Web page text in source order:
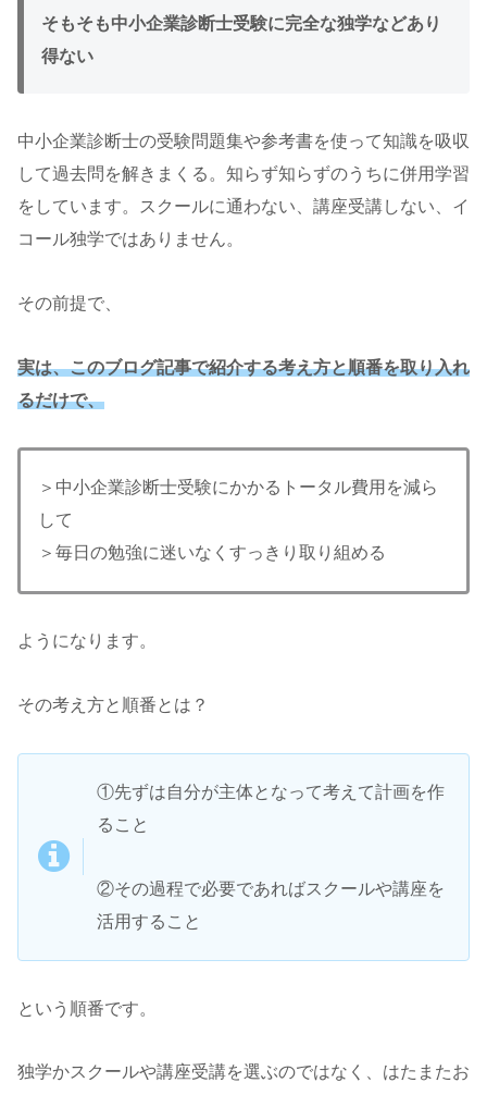
そもそも中小企業診断士受験に完全な独学などあり
得ない
中小企業診断士の受験問題集や参考書を使って知識を吸収
して過去問を解きまくる。知らず知らずのうちに併用学習
をしています。スクールに通わない、講座受講しない、イ
コール独学ではありません。
その前提で、
実は、このブログ記事で紹介する考え方と順番を取り入れ
るだけで、
＞中小企業診断士受験にかかるトータル費用を減ら
して
＞毎日の勉強に迷いなくすっきり取り組める
ようになります。
その考え方と順番とは？
①先ずは自分が主体となって考えて計画を作
ること
②その過程で必要であればスクールや講座を
活用すること
という順番です。
独学かスクールや講座受講を選ぶのではなく、はたまたお